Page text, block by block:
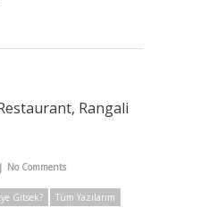
No Comments
Gitsek? Tüm Yazılarım